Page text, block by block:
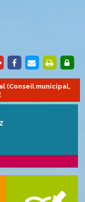
(Conseil municipal,